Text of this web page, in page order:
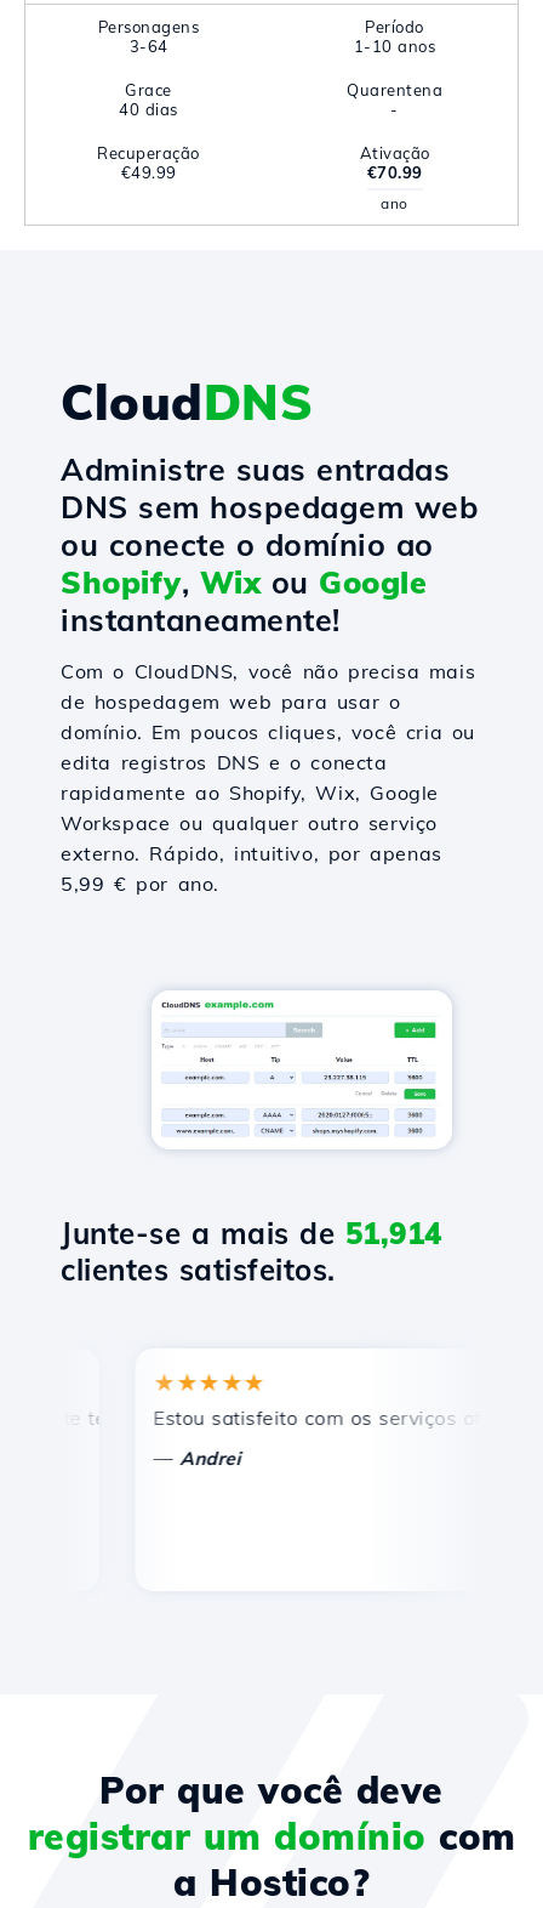
Personagens
3-64
Período
1-10 anos
Grace
40 dias
Quarentena
-
Recuperação
€49.99
Ativação
€70.99
ano
CloudDNS
Administre suas entradas
DNS sem hospedagem web
ou conecte o domínio ao
Shopify, Wixou Google
instantaneamente!
Com o CloudDNS, você não precisa mais
de hospedagem web para usar o
domínio. Em poucos cliques, você cria ou
edita registros DNS e o conecta
rapidamente ao Shopify, Wix, Google
Workspace ou qualquer outro serviço
externo. Rápido, intuitivo, por apenas
5,99 € por ano.
Junte-se a mais de 51,914
clientes satisfeitos.
técnico rápido e eficiente.
★★★★★
Estou satisfeito com os serviços oferecidos
Andrei
Por que você deve
registrar um domínio com
a Hostico?